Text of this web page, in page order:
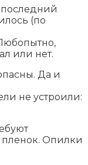
(по
или нет.
Да и
не устроили:
пленок. Опилки